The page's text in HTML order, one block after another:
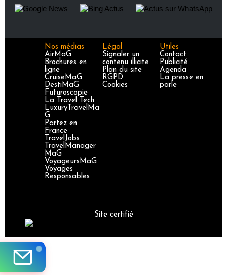
Nos médias
AirMaG
Brochures en
ligne
CruiseMaG
DestiMaG
Futuroscopie
La Travel Tech
LuxuryTravelMa
G
Partez en
France
TravelJobs
TravelManager
MaG
VoyageursMaG
Voyages
Responsables
Légal
Signaler un
contenu illicite
Plan du site
RGPD
Cookies
Utiles
Contact
Publicité
Agenda
La presse en
parle
Site certifié